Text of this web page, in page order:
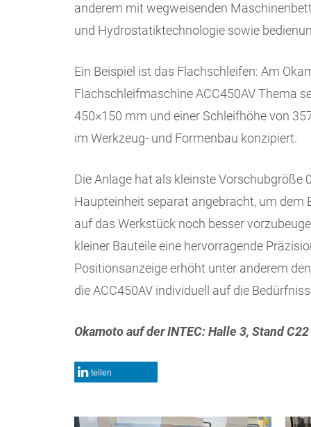
anderem mit wegweisenden
und Hydrostatik­technologie sowie
Ein Beispiel ist das Flachschleifen: Am
Flachschleifmaschine ACC450AV Thema
450×150 mm und einer Schleifhöhe von
im Werkzeug- und Formenbau konzipiert.
Die Anlage hat als kleinste Vorschubgröße
Haupteinheit separat angebracht, um
auf das Werkstück noch besser
kleiner Bauteile eine hervorragende
Positionsanzeige erhöht unter anderem
die ACC450AV individuell auf die
Okamoto auf der INTEC: Halle 3, Stand C22
teilen